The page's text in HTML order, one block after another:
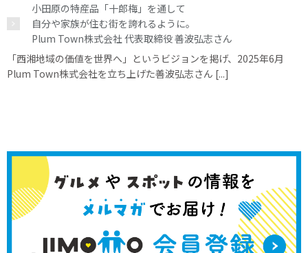
小田原の特産品「十郎梅」を通して
自分や家族が住む街を誇れるように。
Plum Town株式会社 代表取締役 善波弘志さん
「西湘地域の価値を世界へ」というビジョンを掲げ、2025年6月
Plum Town株式会社を立ち上げた善波弘志さん [...]